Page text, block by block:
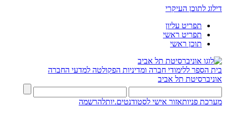
דילוג לתוכן העיקרי
תפריט עליון
תפריט ראשי
תוכן ראשי
בית הספר ללימודי חברה ומדיניות הפקולטה למדעי החברה
אוניברסיטת תל אביב
מערכת פניותאזור אישי לסטודנטים.יותלהרשמה